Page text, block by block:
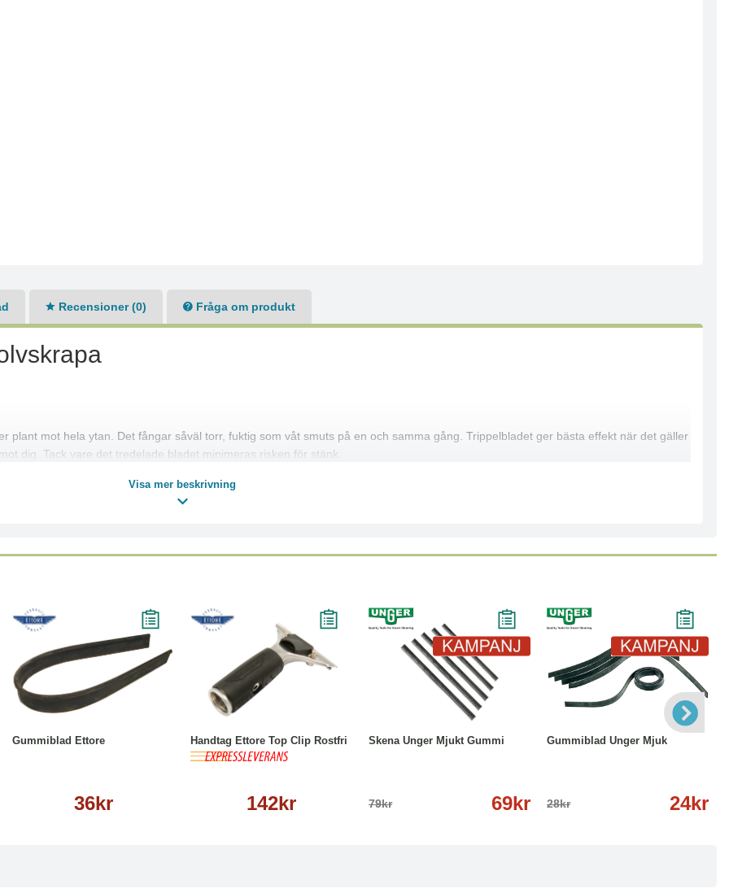
Recensioner (0) Fråga om produkt
plant mot hela ytan. Det fångar såväl torr, fuktig som våt smuts på en och samma gång. Trippelbladet ger bästa effekt när det gäller
dig. Tack vare det tredelade bladet minimeras risken för stänk.
sättet lösa uppgiften. Alla material är av låg vikt.
både lös smuts och vätska
från att skadas
Visa mer beskrivning
Gummiblad Ettore
36kr
Läs mer
Handtag Ettore Top Clip Rostfri
142kr
Köp
Skena Unger Mjukt Gummi
79kr 69kr
Läs mer
Gummiblad Unger Mjuk
28kr 24kr
-14% Läs mer